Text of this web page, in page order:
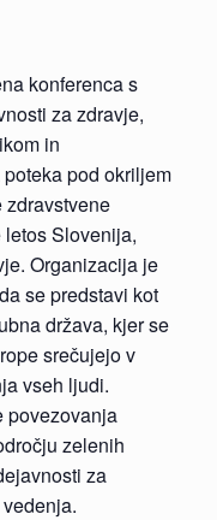
konferenca s
za zdravje,
in
pod okriljem
zdravstvene
Slovenija,
Organizacija je
se predstavi kot
država, kjer se
srečujejo v
vseh ljudi.
povezovanja
zelenih
za